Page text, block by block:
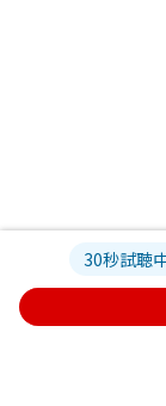
30秒試聴